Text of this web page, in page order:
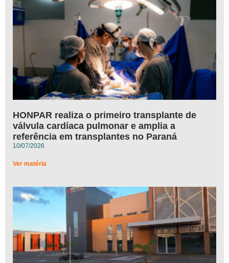
HONPAR realiza o primeiro transplante de
válvula cardíaca pulmonar e amplia a
referência em transplantes no Paraná
10/07/2026
Ver matéria